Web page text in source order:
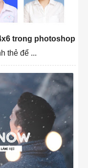
trong photoshop
thẻ để ...